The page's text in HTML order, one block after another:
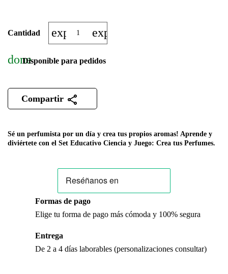
Sé un perfumista por un día y crea tus propios aromas! Aprende y
diviértete con el Set Educativo Ciencia y Juego: Crea tus Perfumes.
Cantidad expand_moreexpand_less
doneDisponible para pedidos
Compartir
Formas de pago
Elige tu forma de pago más cómoda y 100% segura
Entrega
De 2 a 4 días laborables (personalizaciones consultar)